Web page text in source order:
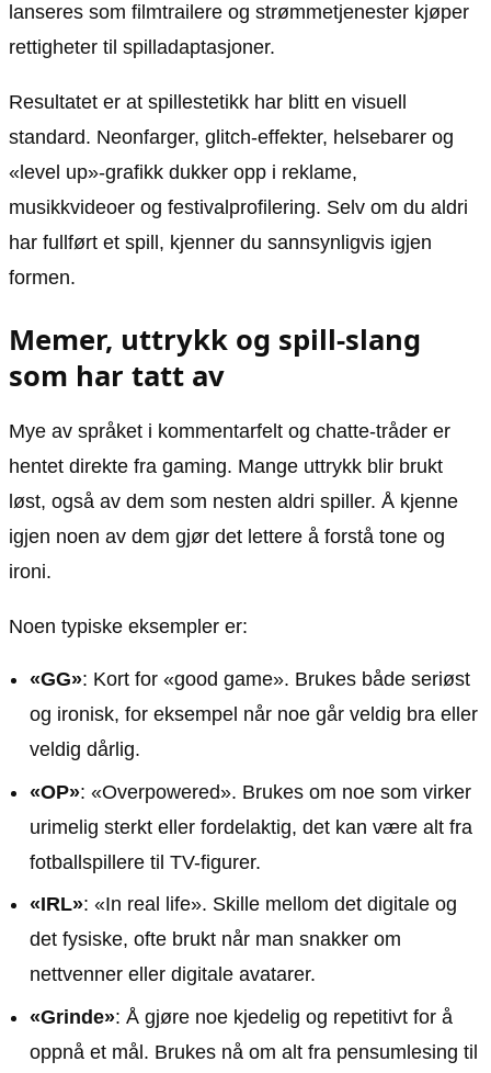
lanseres som filmtrailere og strømmetjenester kjøper
rettigheter til spilladaptasjoner.
Resultatet er at spillestetikk har blitt en visuell
standard. Neonfarger, glitch-effekter, helsebarer og
«level up»-grafikk dukker opp i reklame,
musikkvideoer og festivalprofilering. Selv om du aldri
har fullført et spill, kjenner du sannsynligvis igjen
formen.
Memer, uttrykk og spill-slang
som har tatt av
Mye av språket i kommentarfelt og chatte-tråder er
hentet direkte fra gaming. Mange uttrykk blir brukt
løst, også av dem som nesten aldri spiller. Å kjenne
igjen noen av dem gjør det lettere å forstå tone og
ironi.
Noen typiske eksempler er:
«GG»: Kort for «good game». Brukes både seriøst
og ironisk, for eksempel når noe går veldig bra eller
veldig dårlig.
«OP»: «Overpowered». Brukes om noe som virker
urimelig sterkt eller fordelaktig, det kan være alt fra
fotballspillere til TV-figurer.
«IRL»: «In real life». Skille mellom det digitale og
det fysiske, ofte brukt når man snakker om
nettvenner eller digitale avatarer.
«Grinde»: Å gjøre noe kjedelig og repetitivt for å
oppnå et mål. Brukes nå om alt fra pensumlesing til